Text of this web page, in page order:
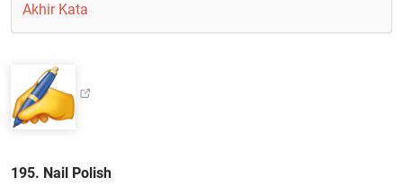
Akhir Kata
195. Nail Polish